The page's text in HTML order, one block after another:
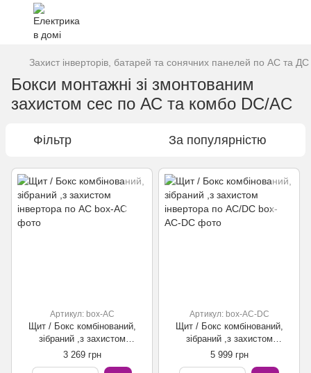
Захист інверторів, батарей та сонячних панелей по АС та ДС
Бокси монтажні зі змонтованим
захистом сес по АС та комбо DC/AC
Фільтр За популярністю
Артикул: box-AC
Щит / Бокс комбінований,
зібраний ,з захистом
інвертора по АС
3 269 грн
Артикул: box-AC-DC
Щит / Бокс комбінований,
зібраний ,з захистом
інвертора по АС/DC
5 999 грн